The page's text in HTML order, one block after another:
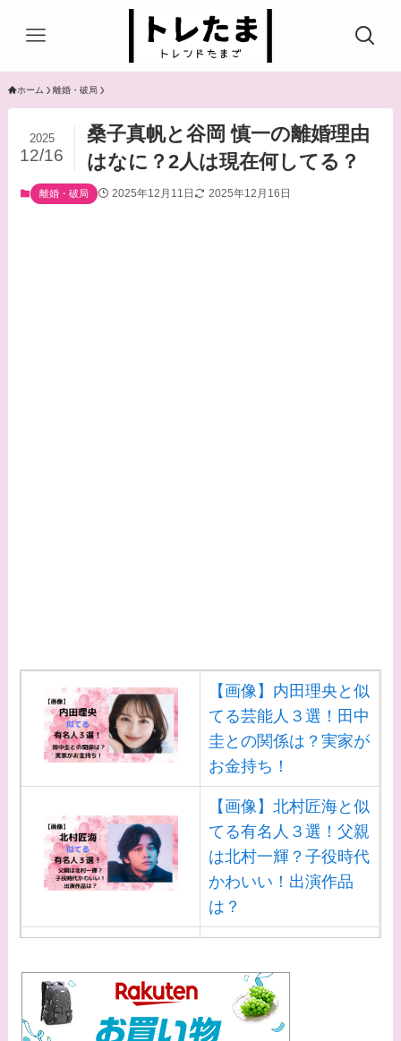
ホーム 離婚・破局
桑子真帆と谷岡 慎一の離婚理由
はなに？2人は現在何してる？
2025
12/16
離婚・破局 2025年12月11日 2025年12月16日
【画像】内田理央と似
てる芸能人３選！田中
圭との関係は？実家が
お金持ち！
【画像】北村匠海と似
てる有名人３選！父親
は北村一輝？子役時代
かわいい！出演作品
は？
る芸能人３選！白洲次
郎との関係は？ジャニ
ーズ出身？